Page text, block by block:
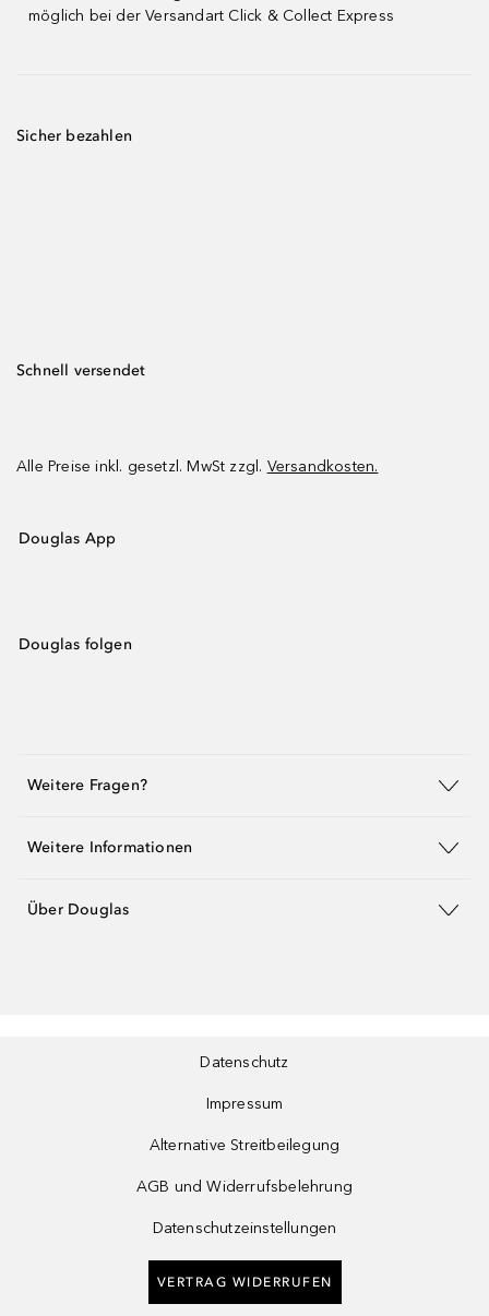
möglich bei der Versandart Click & Collect Express
Sicher bezahlen
Schnell versendet
Alle Preise inkl. gesetzl. MwSt zzgl. Versandkosten.
Douglas App
Douglas folgen
Weitere Fragen?
Weitere Informationen
Über Douglas
Datenschutz
Impressum
Alternative Streitbeilegung
AGB und Widerrufsbelehrung
Datenschutzeinstellungen
VERTRAG WIDERRUFEN